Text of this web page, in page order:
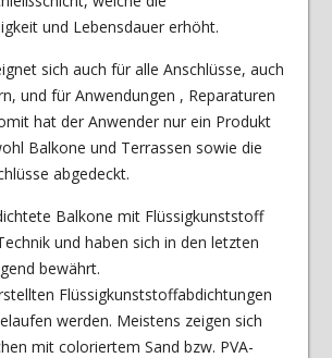
und Lebensdauer erhöht.
sich auch für alle Anschlüsse, auch
und für Anwendungen , Reparaturen
hat der Anwender nur ein Produkt
Balkone und Terrassen sowie die
abgedeckt.
Balkone mit Flüssigkunststoff
und haben sich in den letzten
bewährt.
Flüssigkunststoffabdichtungen
werden. Meistens zeigen sich
mit coloriertem Sand bzw. PVA-